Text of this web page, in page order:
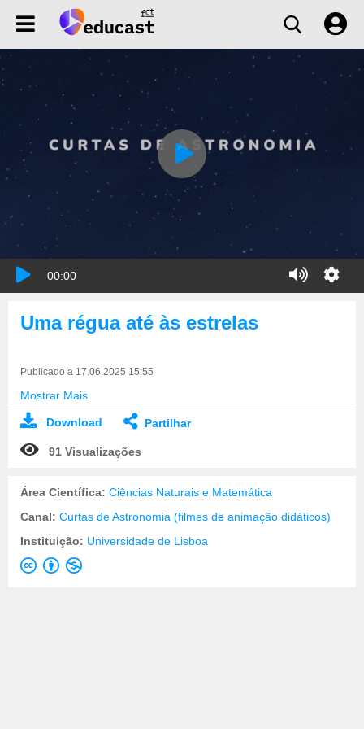
00:00
Uma régua até às estrelas
Publicado a 17.06.2025 15:55
Mostrar Mais
Download Partilhar
91 Visualizações
Área Científica: Ciências Naturais e Matemática
Canal: Curtas de Astronomia (filmes de animação didáticos)
Instituição: Universidade de Lisboa